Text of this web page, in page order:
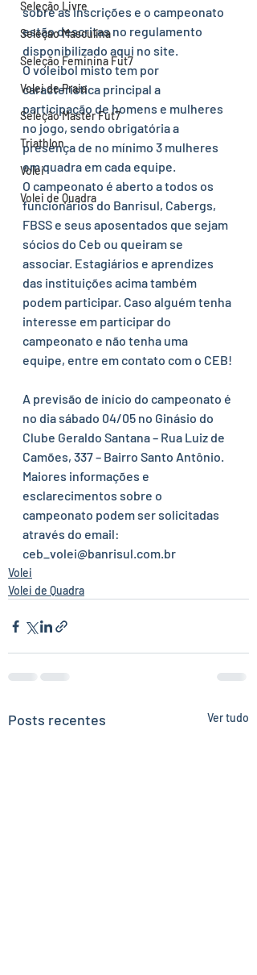
Seleção Livre
Seleçao Masculina
Seleção Feminina Fut7
Volei de Praia
Seleção Master Fut7
Triathlon
Volei
Volei de Quadra
sobre as inscrições e o campeonato
estão descritas no regulamento
disponibilizado aqui no site.
O voleibol misto tem por
característica principal a
participação de homens e mulheres
no jogo, sendo obrigatória a
presença de no mínimo 3 mulheres
em quadra em cada equipe.
O campeonato é aberto a todos os
funcionários do Banrisul, Cabergs,
FBSS e seus aposentados que sejam
sócios do Ceb ou queiram se
associar. Estagiários e aprendizes
das instituições acima também
podem participar. Caso alguém tenha
interesse em participar do
campeonato e não tenha uma
equipe, entre em contato com o CEB!
A previsão de início do campeonato é
no dia sábado 04/05 no Ginásio do
Clube Geraldo Santana – Rua Luiz de
Camões, 337 – Bairro Santo Antônio.
Maiores informações e
esclarecimentos sobre o
campeonato podem ser solicitadas
através do email:
ceb_volei@banrisul.com.br
Volei
Volei de Quadra
Posts recentes Ver tudo